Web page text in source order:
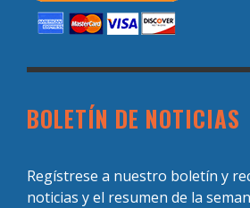
BOLETÍN DE NOTICIAS
Regístrese a nuestro boletín y
noticias y el resumen de la